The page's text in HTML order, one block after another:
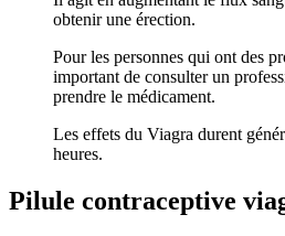
obtenir une érection.
Pour les personnes qui ont des
important de consulter un
prendre le médicament.
Les effets du Viagra durent
heures.
Pilule contraceptive